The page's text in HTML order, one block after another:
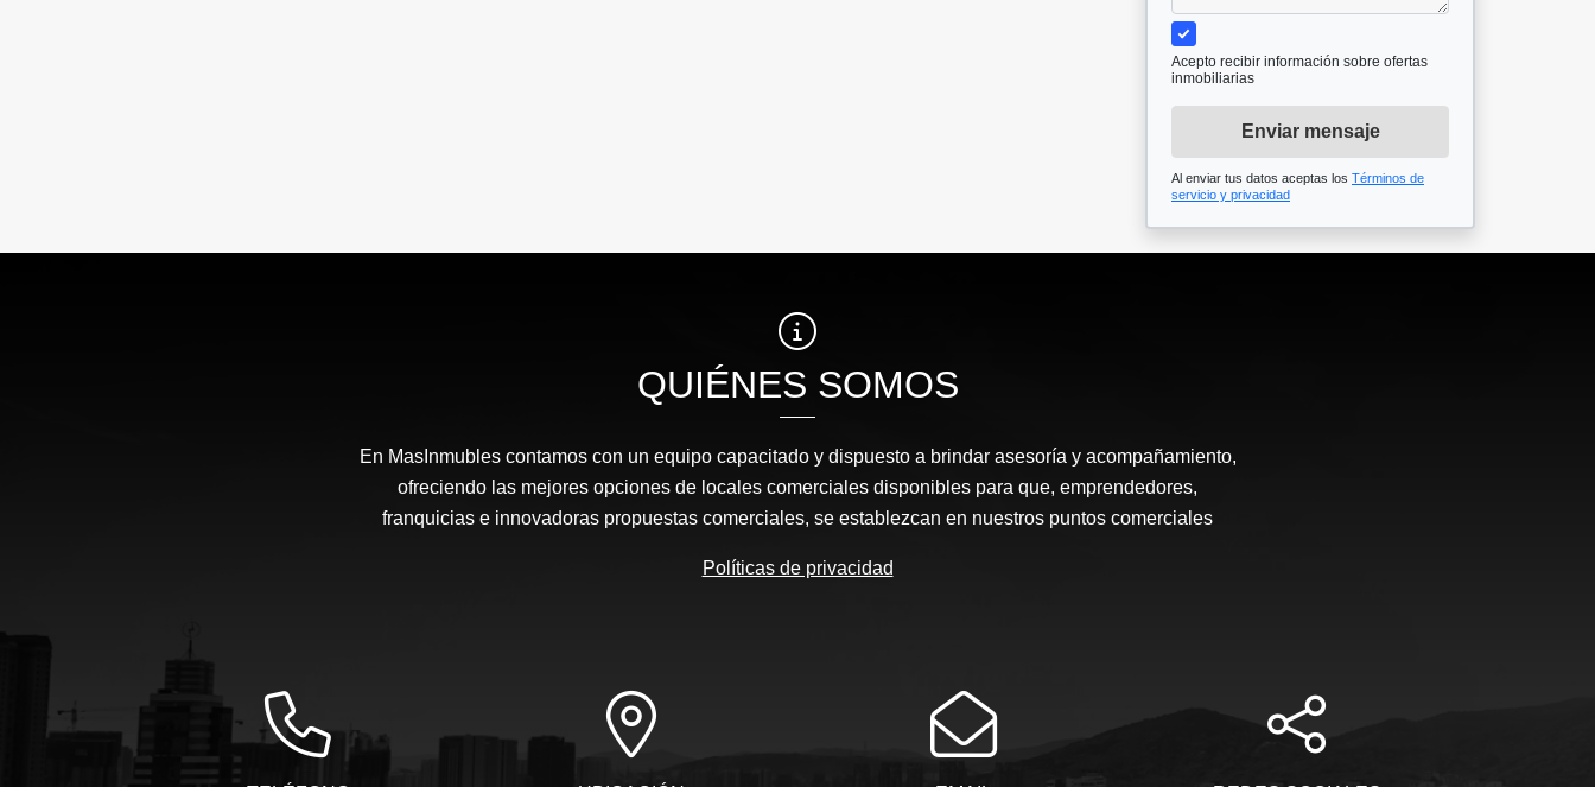
Acepto recibir información sobre ofertas
inmobiliarias
Enviar mensaje
Al enviar tus datos aceptas los Términos de
servicio y privacidad
QUIÉNES SOMOS
En MasInmubles contamos con un equipo capacitado y dispuesto a brindar asesoría y acompañamiento,
ofreciendo las mejores opciones de locales comerciales disponibles para que, emprendedores,
franquicias e innovadoras propuestas comerciales, se establezcan en nuestros puntos comerciales
Políticas de privacidad